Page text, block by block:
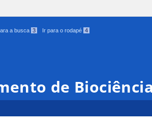
a busca 3 Ir para o rodapé 4
de